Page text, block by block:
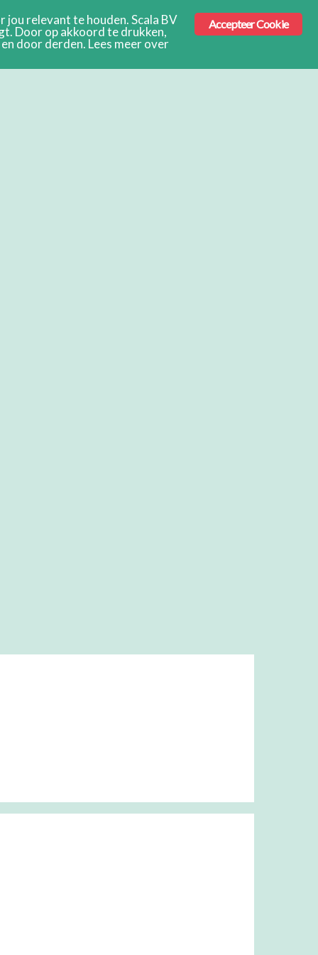
Accepteer Cookie
relevant te houden. Scala BV
Door op akkoord te drukken,
door derden. Lees meer over